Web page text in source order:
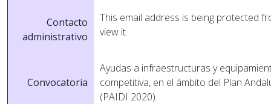
Contacto
administrativo
This email address is being protected
view it.
Convocatoria
Ayudas a infraestructuras y
competitiva, en el ámbito del Plan
(PAIDI 2020).